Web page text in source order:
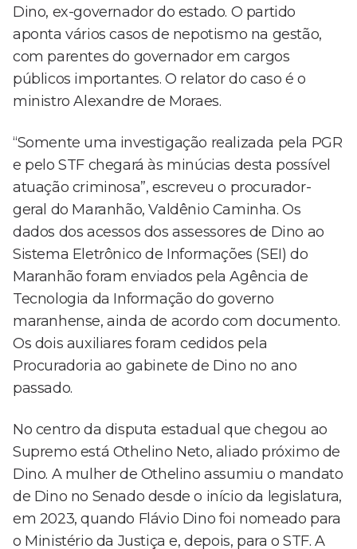
Dino, ex-governador do estado. O partido
aponta vários casos de nepotismo na gestão,
com parentes do governador em cargos
públicos importantes. O relator do caso é o
ministro Alexandre de Moraes.
“Somente uma investigação realizada pela PGR
e pelo STF chegará às minúcias desta possível
atuação criminosa”, escreveu o procurador-
geral do Maranhão, Valdênio Caminha. Os
dados dos acessos dos assessores de Dino ao
Sistema Eletrônico de Informações (SEI) do
Maranhão foram enviados pela Agência de
Tecnologia da Informação do governo
maranhense, ainda de acordo com documento.
Os dois auxiliares foram cedidos pela
Procuradoria ao gabinete de Dino no ano
passado.
No centro da disputa estadual que chegou ao
Supremo está Othelino Neto, aliado próximo de
Dino. A mulher de Othelino assumiu o mandato
de Dino no Senado desde o início da legislatura,
em 2023, quando Flávio Dino foi nomeado para
o Ministério da Justiça e, depois, para o STF. A